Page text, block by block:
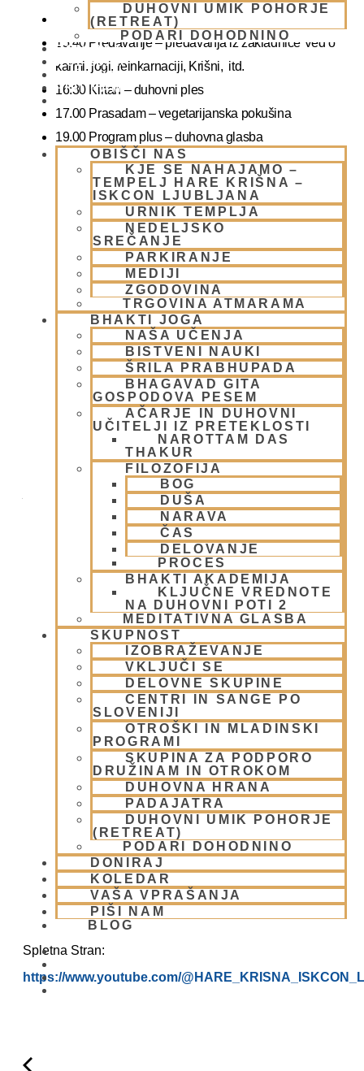
DUHOVNI UMIK POHORJE
(RETREAT)
PODARI DOHODNINO
DONIRAJ
KOLEDAR
VAŠA VPRAŠANJA
PIŠI NAM
OBIŠČI NAS
KJE SE NAHAJAMO –
TEMPELJ HARE KRIŠNA –
ISKCON LJUBLJANA
URNIK TEMPLJA
NEDELJSKO
SREČANJE
PARKIRANJE
MEDIJI
ZGODOVINA
TRGOVINA ATMARAMA
BHAKTI JOGA
NAŠA UČENJA
BISTVENI NAUKI
ŠRILA PRABHUPADA
BHAGAVAD GITA
GOSPODOVA PESEM
AČARJE IN DUHOVNI
UČITELJI IZ PRETEKLOSTI
NAROTTAM DAS
THAKUR
FILOZOFIJA
BOG
DUŠA
NARAVA
ČAS
DELOVANJE
PROCES
BHAKTI AKADEMIJA
KLJUČNE VREDNOTE
NA DUHOVNI POTI 2
MEDITATIVNA GLASBA
SKUPNOST
IZOBRAŽEVANJE
VKLJUČI SE
DELOVNE SKUPINE
CENTRI IN SANGE PO
SLOVENIJI
OTROŠKI IN MLADINSKI
PROGRAMI
SKUPINA ZA PODPORO
DRUŽINAM IN OTROKOM
DUHOVNA HRANA
PADAJATRA
DUHOVNI UMIK POHORJE
(RETREAT)
PODARI DOHODNINO
DONIRAJ
KOLEDAR
VAŠA VPRAŠANJA
PIŠI NAM
BLOG
15.00 Bhadžani – duhovna glasba
15:40 Predavanje – predavanja iz zakladnice Ved o
karmi, jogi, reinkarnaciji, Krišni, itd.
16:30 Kirtan – duhovni ples
17.00 Prasadam – vegetarijanska pokušina
19.00 Program plus – duhovna glasba
Snemanje in slikanje gostov je v templju prepovedano.
Lahko pa fotografirate slikate božanstva in slike v dvorani.
VLJUDNO VABLJENI
kje in kako parkirati –
https://www.harekrisna.net/parkiranje/
več info na spodnji povezavi
NEDELJSKO SREČANJE
Dvorana – Center Hare Krišna v Ljubljani
Slovenia
+ Google Zemljevidi
01/ 4312319
Poglej Prizorišče spletno stran
Spletna Stran:
https://www.youtube.com/